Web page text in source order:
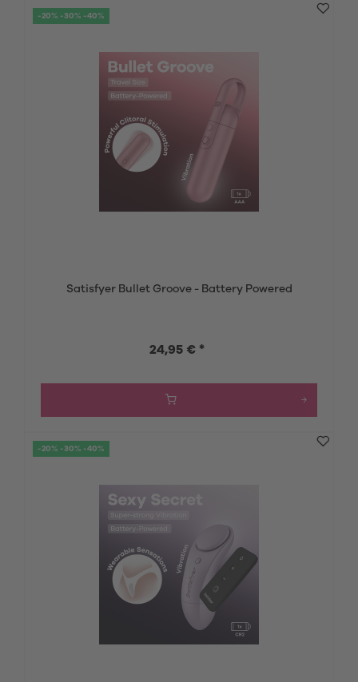
-20% -30% -40%
Satisfyer Bullet Groove - Battery Powered
24,95 € *
-20% -30% -40%